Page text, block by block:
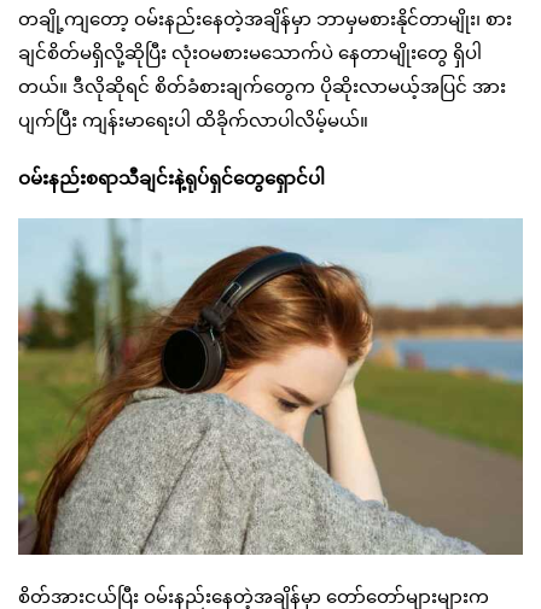
တချို့ကျတော့ ဝမ်းနည်းနေတဲ့အချိန်မှာ ဘာမှမစားနိုင်တာမျိုး၊ စား
ချင်စိတ်မရှိလို့ဆိုပြီး လုံးဝမစားမသောက်ပဲ နေတာမျိုးတွေ ရှိပါ
တယ်။ ဒီလိုဆိုရင် စိတ်ခံစားချက်တွေက ပိုဆိုးလာမယ့်အပြင် အား
ပျက်ပြီး ကျန်းမာရေးပါ ထိခိုက်လာပါလိမ့်မယ်။
ဝမ်းနည်းစရာသီချင်းနဲ့ရုပ်ရှင်တွေရှောင်ပါ
စိတ်အားငယ်ပြီး ဝမ်းနည်းနေတဲ့အချိန်မှာ တော်တော်များများက